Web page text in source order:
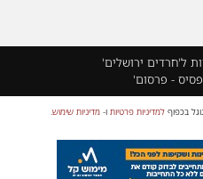
ל'חרדים ירושלים'
- פרסום'
למדיניות פרטיות ו-מדיניות שימוש.